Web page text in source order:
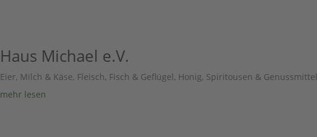
Haus Michael e.V.
Eier, Milch & Käse, Fleisch, Fisch & Geflügel, Honig, Spiritousen & Genussmittel
mehr lesen